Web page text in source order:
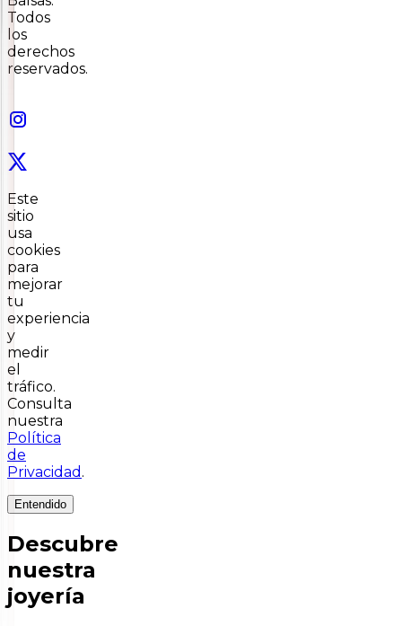
Todos
los
derechos
reservados.
Este
sitio
usa
cookies
para
mejorar
tu
experiencia
y
medir
el
tráfico.
Consulta
nuestra
Política
de
Privacidad .
Entendido
Descubre
nuestra
joyería